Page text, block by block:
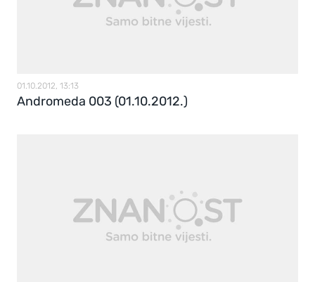
01.10.2012, 13:13
Andromeda 003 (01.10.2012.)